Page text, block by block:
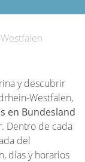
y descubrir
Westfalen,
en Bundesland
Dentro de cada
del
días y horarios